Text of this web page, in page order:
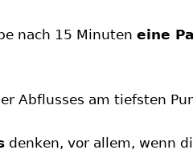
nach 15 Minuten eine
Abflusses am tiefsten
denken, vor allem, wenn